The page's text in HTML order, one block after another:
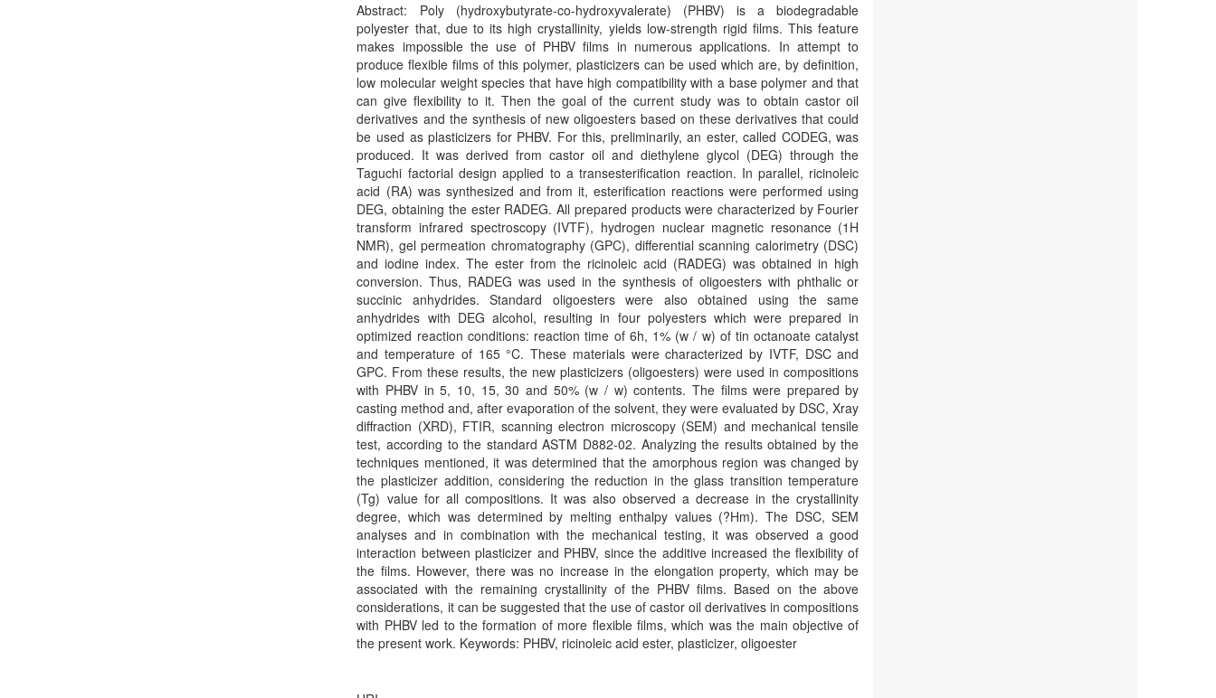
Abstract: Poly (hydroxybutyrate-co-hydroxyvalerate) (PHBV) is a biodegradable
polyester that, due to its high crystallinity, yields low-strength rigid films. This feature
makes impossible the use of PHBV films in numerous applications. In attempt to
produce flexible films of this polymer, plasticizers can be used which are, by definition,
low molecular weight species that have high compatibility with a base polymer and that
can give flexibility to it. Then the goal of the current study was to obtain castor oil
derivatives and the synthesis of new oligoesters based on these derivatives that could
be used as plasticizers for PHBV. For this, preliminarily, an ester, called CODEG, was
produced. It was derived from castor oil and diethylene glycol (DEG) through the
Taguchi factorial design applied to a transesterification reaction. In parallel, ricinoleic
acid (RA) was synthesized and from it, esterification reactions were performed using
DEG, obtaining the ester RADEG. All prepared products were characterized by Fourier
transform infrared spectroscopy (IVTF), hydrogen nuclear magnetic resonance (1H
NMR), gel permeation chromatography (GPC), differential scanning calorimetry (DSC)
and iodine index. The ester from the ricinoleic acid (RADEG) was obtained in high
conversion. Thus, RADEG was used in the synthesis of oligoesters with phthalic or
succinic anhydrides. Standard oligoesters were also obtained using the same
anhydrides with DEG alcohol, resulting in four polyesters which were prepared in
optimized reaction conditions: reaction time of 6h, 1% (w / w) of tin octanoate catalyst
and temperature of 165 °C. These materials were characterized by IVTF, DSC and
GPC. From these results, the new plasticizers (oligoesters) were used in compositions
with PHBV in 5, 10, 15, 30 and 50% (w / w) contents. The films were prepared by
casting method and, after evaporation of the solvent, they were evaluated by DSC, Xray
diffraction (XRD), FTIR, scanning electron microscopy (SEM) and mechanical tensile
test, according to the standard ASTM D882-02. Analyzing the results obtained by the
techniques mentioned, it was determined that the amorphous region was changed by
the plasticizer addition, considering the reduction in the glass transition temperature
(Tg) value for all compositions. It was also observed a decrease in the crystallinity
degree, which was determined by melting enthalpy values (?Hm). The DSC, SEM
analyses and in combination with the mechanical testing, it was observed a good
interaction between plasticizer and PHBV, since the additive increased the flexibility of
the films. However, there was no increase in the elongation property, which may be
associated with the remaining crystallinity of the PHBV films. Based on the above
considerations, it can be suggested that the use of castor oil derivatives in compositions
with PHBV led to the formation of more flexible films, which was the main objective of
the present work. Keywords: PHBV, ricinoleic acid ester, plasticizer, oligoester